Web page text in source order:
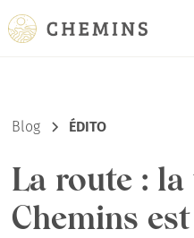
Blog ÉDITO
La route : la
Chemins